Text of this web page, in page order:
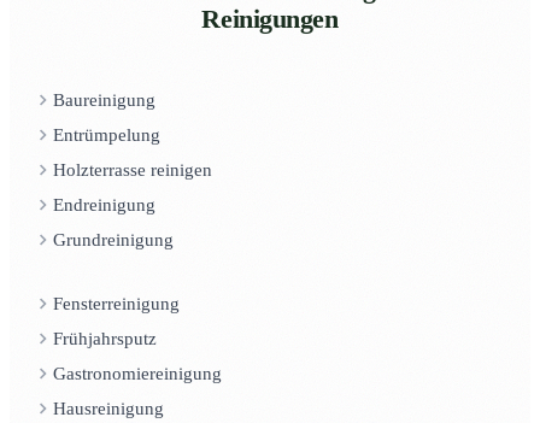
Reinigungen
Baureinigung
Entrümpelung
Holzterrasse reinigen
Endreinigung
Grundreinigung
Fensterreinigung
Frühjahrsputz
Gastronomiereinigung
Hausreinigung